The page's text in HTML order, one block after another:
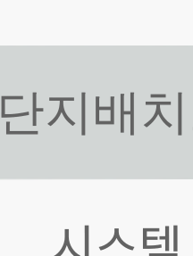
단지배